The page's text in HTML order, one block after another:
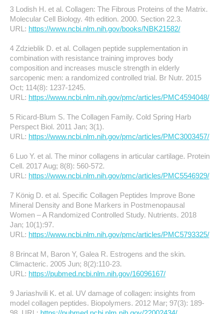
3 Lodish H. et al. Collagen: The Fibrous Proteins of the Matrix.
Molecular Cell Biology. 4th edition. 2000. Section 22.3.
URL: https://www.ncbi.nlm.nih.gov/books/NBK21582/
4 Zdzieblik D. et al. Collagen peptide supplementation in
combination with resistance training improves body
composition and increases muscle strength in elderly
sarcopenic men: a randomized controlled trial. Br Nutr. 2015
Oct; 114(8): 1237-1245.
URL: https://www.ncbi.nlm.nih.gov/pmc/articles/PMC4594048/
5 Ricard-Blum S. The Collagen Family. Cold Spring Harb
Perspect Biol. 2011 Jan; 3(1).
URL: https://www.ncbi.nlm.nih.gov/pmc/articles/PMC3003457/
6 Luo Y. et al. The minor collagens in articular cartilage. Protein
Cell. 2017 Aug; 8(8): 560-572.
URL: https://www.ncbi.nlm.nih.gov/pmc/articles/PMC5546929/
7 König D. et al. Specific Collagen Peptides Improve Bone
Mineral Density and Bone Markers in Postmenopausal
Women – A Randomized Controlled Study. Nutrients. 2018
Jan; 10(1):97.
URL: https://www.ncbi.nlm.nih.gov/pmc/articles/PMC5793325/
8 Brincat M, Baron Y, Galea R. Estrogens and the skin.
Climacteric. 2005 Jun; 8(2):110-23.
URL: https://pubmed.ncbi.nlm.nih.gov/16096167/
9 Jariashvili K. et al. UV damage of collagen: insights from
model collagen peptides. Biopolymers. 2012 Mar; 97(3): 189-